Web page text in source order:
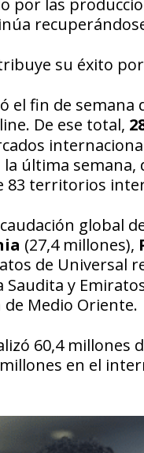
su éxito
el fin de semana
. De ese total,
última
83 territorios
global
(27,4 millones),
de Universal
y
Medio Oriente.
60,4 millones
en el